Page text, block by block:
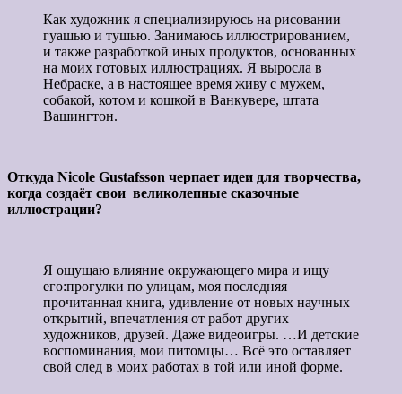
Как художник я специализируюсь на рисовании
гуашью и тушью. Занимаюсь иллюстрированием,
и также разработкой иных продуктов, основанных
на моих готовых иллюстрациях. Я выросла в
Небраске, а в настоящее время живу с мужем,
собакой, котом и кошкой в Ванкувере, штата
Вашингтон.
Откуда Nicole Gustafsson черпает идеи для творчества,
когда создаёт свои великолепные сказочные
иллюстрации?
Я ощущаю влияние окружающего мира и ищу
его:прогулки по улицам, моя последняя
прочитанная книга, удивление от новых научных
открытий, впечатления от работ других
художников, друзей. Даже видеоигры. …И детские
воспоминания, мои питомцы… Всё это оставляет
свой след в моих работах в той или иной форме.